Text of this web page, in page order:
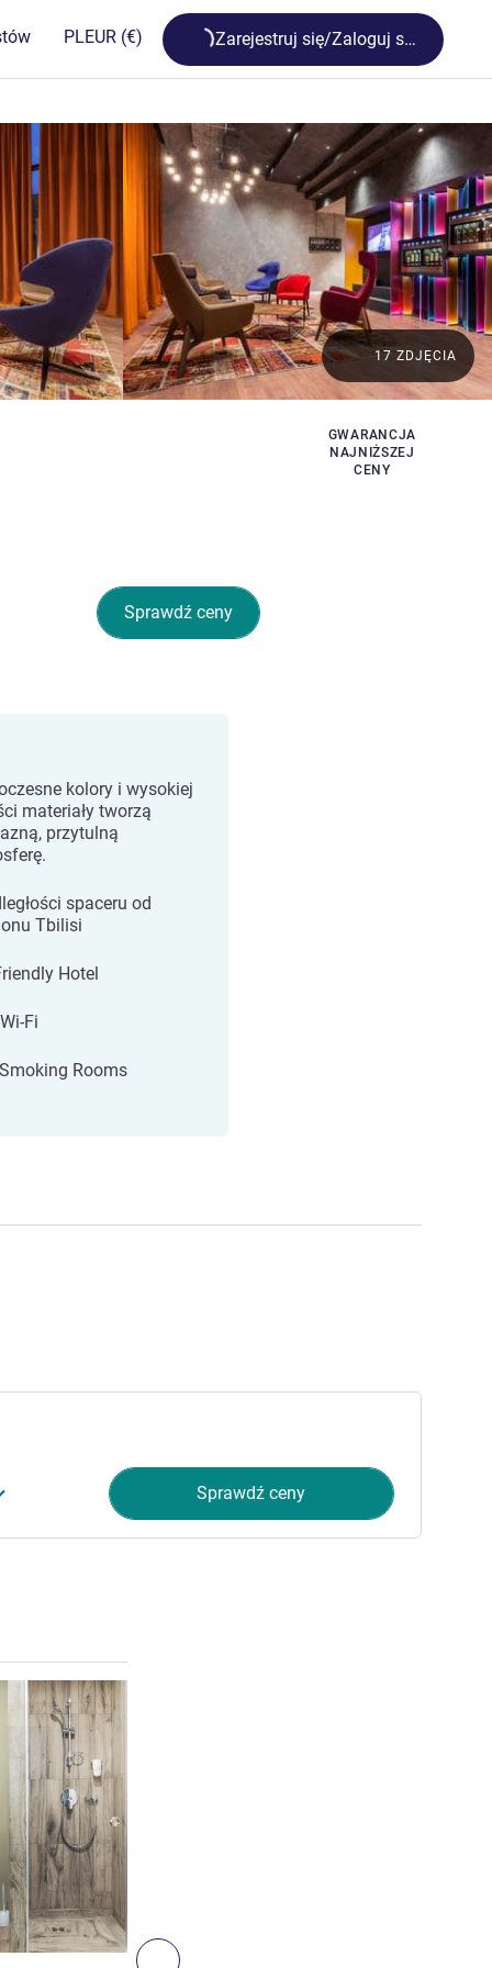
PLEUR (€) Loading...
Zarejestruj się/Zaloguj się
GWARANCJA
NAJNIŻSZEJ
CENY
17 ZDJĘCIA
Sprawdź ceny
kolory i wysokiej
materiały tworzą
przytulną
spaceru od
Tbilisi
Hotel
Fi
Rooms
Sprawdź ceny
Następny - Pokój